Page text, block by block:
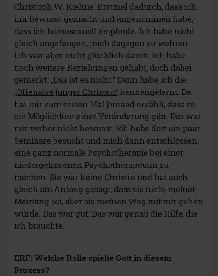
Christoph W. Kiehne: Erstmal dadurch, dass ich
mir bewusst gemacht und angenommen habe,
dass ich homosexuell empfinde. Ich habe nicht
gleich angefangen, mich dagegen zu wehren.
Ich war aber nicht glücklich damit. Ich habe
noch weitere Beziehungen gehabt, doch dabei
gemerkt: „Das ist es nicht.“ Dann habe ich die
„Offensive junger Christen“kennengelernt. Da
hat mir zum ersten Mal jemand erzählt, dass es
die Möglichkeit einer Veränderung gibt. Das war
mir vorher nicht bewusst. Ich habe dort ein paar
Seminare besucht und mich dann entschlossen,
eine ganz normale Psychotherapie bei einer
niedergelassenen Psychotherapeutin zu
machen. Sie war keine Christin und hat auch
gleich am Anfang gesagt, dass sie nicht meiner
Meinung sei, aber sie meinen Weg mit mir gehen
würde. Das war gut. Das war genau die Hilfe, die
ich brauchte.
ERF: Welche Rolle spielte Gott in diesem
Prozess?